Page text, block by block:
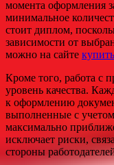
момента оформления
минимальное
стоит диплом,
зависимости от
можно на сайте
Кроме того, работа с
уровень качества.
к оформлению
выполненные с
максимально
исключает риски,
стороны